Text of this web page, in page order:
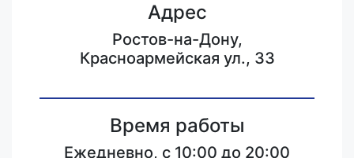
Адрес
Ростов-на-Дону,
Красноармейская ул., 33
Время работы
Ежедневно, с 10:00 до 20:00